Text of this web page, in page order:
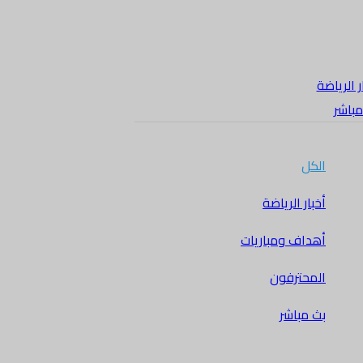
الرياضة
الكل
أخبار الرياضة
أهداف ومباريات
المحترفون
بث مباشر